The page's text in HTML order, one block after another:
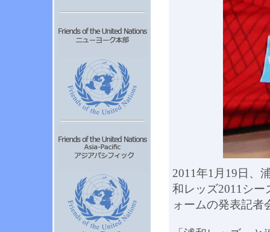
2011年1月19日、
和レッズ2011シー
ォームの発表記者